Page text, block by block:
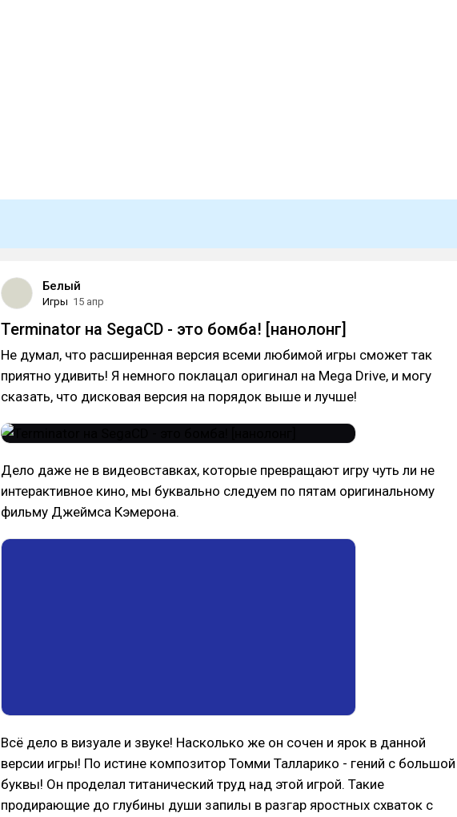
Белый
Игры 15 апр
Terminator на SegaCD - это бомба! [нанолонг]
Не думал, что расширенная версия всеми любимой игры сможет так
приятно удивить! Я немного поклацал оригинал на Mega Drive, и могу
сказать, что дисковая версия на порядок выше и лучше!
Дело даже не в видеовставках, которые превращают игру чуть ли не
интерактивное кино, мы буквально следуем по пятам оригинальному
фильму Джеймса Кэмерона.
Всё дело в визуале и звуке! Насколько же он сочен и ярок в данной
версии игры! По истине композитор Томми Талларико - гений с большой
буквы! Он проделал титанический труд над этой игрой. Такие
продирающие до глубины души запилы в разгар яростных схваток с